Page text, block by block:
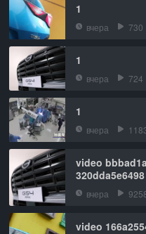
1
вчера 730
1
вчера 724
1
вчера
video
320dda5e6498
вчера
video